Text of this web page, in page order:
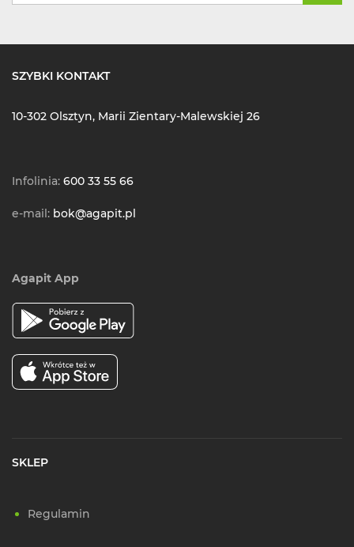
SZYBKI KONTAKT
10-302 Olsztyn, Marii Zientary-Malewskiej 26
Infolinia: 600 33 55 66
e-mail: bok@agapit.pl
Agapit App
SKLEP
Regulamin